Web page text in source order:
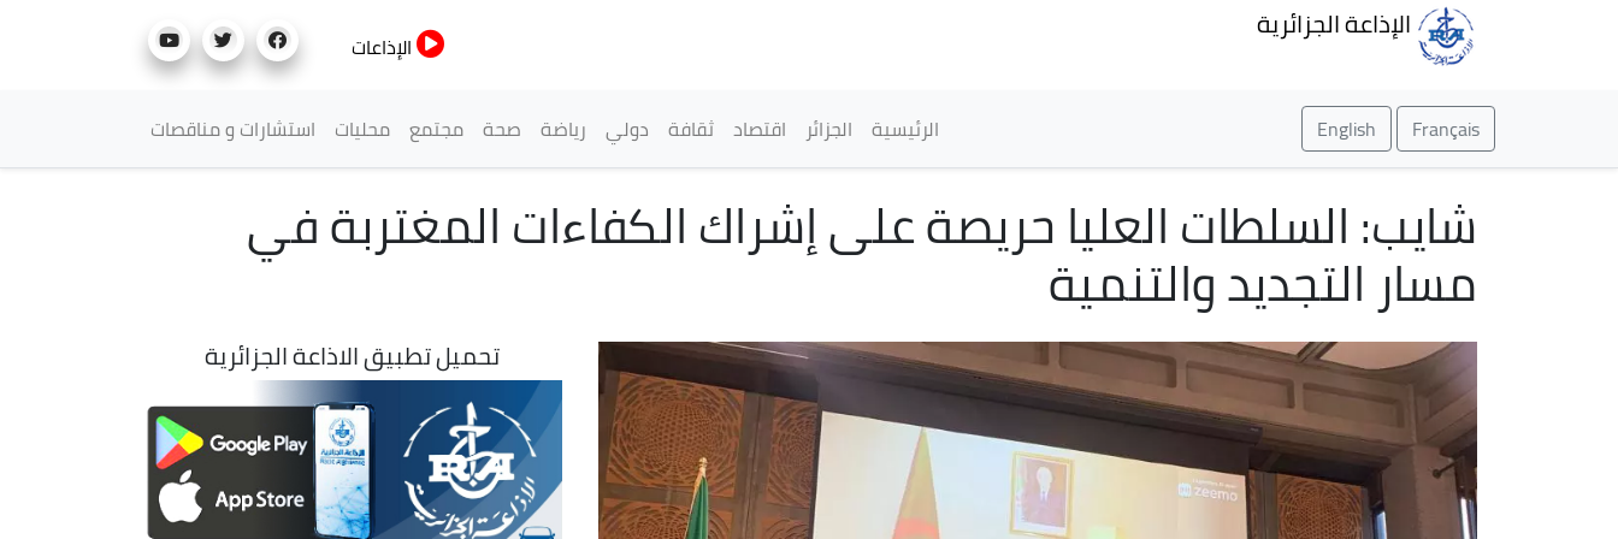
الإذاعة الجزائرية
الإذاعات
Français
English القائمة الرئيسية
الرئيسية الجزائر اقتصاد ثقافة دولي رياضة صحة مجتمع محليات استشارات و مناقصات
شايب: السلطات العليا حريصة على إشراك الكفاءات المغتربة في
مسار التجديد والتنمية
تحميل تطبيق الاذاعة الجزائرية